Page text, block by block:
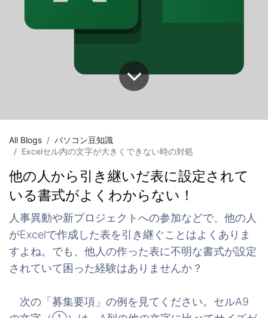
All Blogs
パソコン豆知識
Excelセル内の文字が大きくできない時の対処
他の人から引き継いだ表に設定されて
いる書式がよくわからない！
人事異動や新プロジェクトへの参加などで、他の人
がExcelで作成した表を引き継ぐことはよくありま
すよね。でも、他人の作った表に不明な書式が設定
されていて困った経験はありませんか？
次の「募集要項」の例を見てください。セルA9